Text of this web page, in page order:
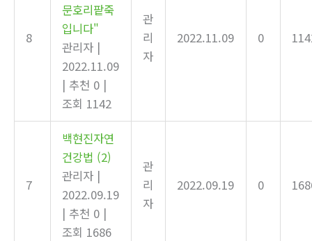
8
문호리팥죽
입니다"
관리자 |
2022.11.09
| 추천 0 |
조회 1142
관
리
자
2022.11.09 0
7
백현진자연
건강법 (2)
관리자 |
2022.09.19
| 추천 0 |
조회 1686
관
리
자
2022.09.19 0